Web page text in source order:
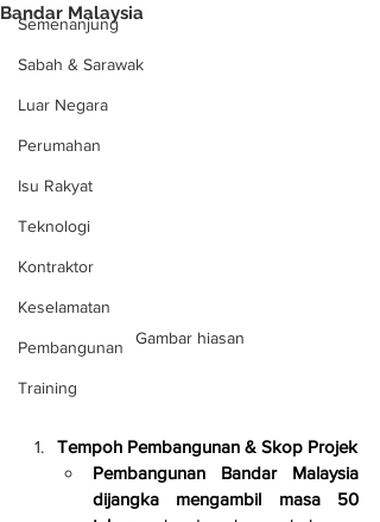
Semenanjung
Sabah & Sarawak
Luar Negara
Perumahan
Isu Rakyat
Teknologi
Kontraktor
Keselamatan
Pembangunan
Training
Bandar Malaysia
Gambar hiasan
Tempoh Pembangunan & Skop Projek
Pembangunan Bandar Malaysia
dijangka mengambil masa 50